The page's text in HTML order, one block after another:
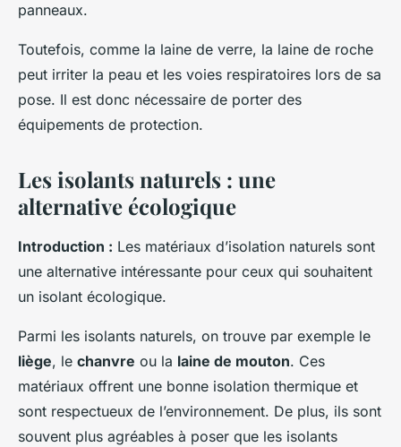
panneaux.
Toutefois, comme la laine de verre, la laine de roche
peut irriter la peau et les voies respiratoires lors de sa
pose. Il est donc nécessaire de porter des
équipements de protection.
Les isolants naturels : une
alternative écologique
Introduction : Les matériaux d’isolation naturels sont
une alternative intéressante pour ceux qui souhaitent
un isolant écologique.
Parmi les isolants naturels, on trouve par exemple le
liège, le chanvre ou la laine de mouton. Ces
matériaux offrent une bonne isolation thermique et
sont respectueux de l’environnement. De plus, ils sont
souvent plus agréables à poser que les isolants